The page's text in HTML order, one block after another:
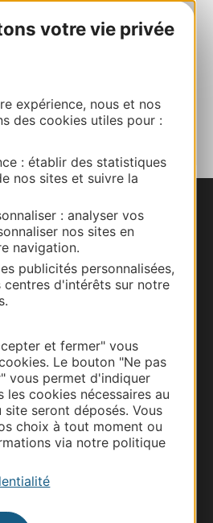
votre vie privée
expérience, nous et nos
des cookies utiles pour :
: établir des statistiques
nos sites et suivre la
: analyser vos
nos sites en
navigation.
publicités personnalisées,
centres d'intérêts sur notre
et fermer" vous
Le bouton "Ne pas
vous permet d'indiquer
les cookies nécessaires au
seront déposés. Vous
choix à tout moment ou
via notre politique